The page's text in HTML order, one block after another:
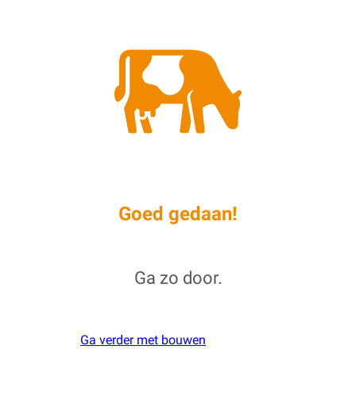
Goed gedaan!
Ga zo door.
Ga verder met bouwen